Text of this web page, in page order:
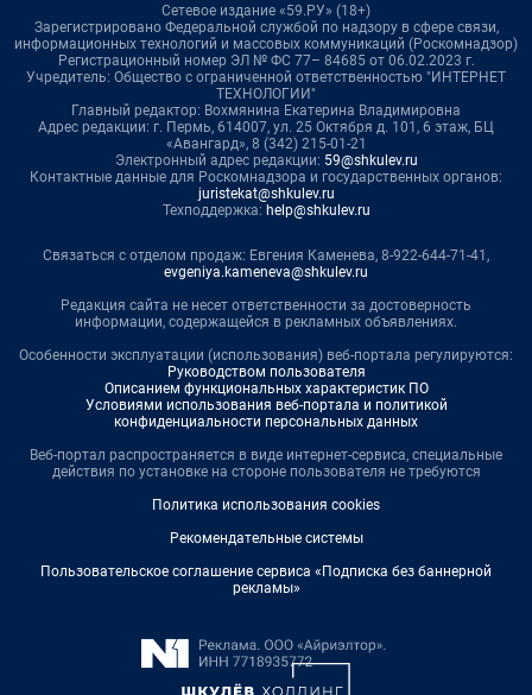
Сетевое издание «59.РУ» (18+)
Зарегистрировано Федеральной службой по надзору в сфере связи,
информационных технологий и массовых коммуникаций (Роскомнадзор)
Регистрационный номер ЭЛ № ФС 77– 84685 от 06.02.2023 г.
Учредитель: Общество с ограниченной ответственностью "ИНТЕРНЕТ
ТЕХНОЛОГИИ"
Главный редактор: Вохмянина Екатерина Владимировна
Адрес редакции: г. Пермь, 614007, ул. 25 Октября д. 101, 6 этаж, БЦ
«Авангард», 8 (342) 215-01-21
Электронный адрес редакции: 59@shkulev.ru
Контактные данные для Роскомнадзора и государственных органов:
juristekat@shkulev.ru
Техподдержка: help@shkulev.ru
Связаться с отделом продаж: Евгения Каменева, 8-922-644-71-41,
evgeniya.kameneva@shkulev.ru
Редакция сайта не несет ответственности за достоверность
информации, содержащейся в рекламных объявлениях.
Особенности эксплуатации (использования) веб-портала регулируются:
Руководством пользователя
Описанием функциональных характеристик ПО
Условиями использования веб-портала и политикой
конфиденциальности персональных данных
Веб-портал распространяется в виде интернет-сервиса, специальные
действия по установке на стороне пользователя не требуются
Политика использования cookies
Рекомендательные системы
Пользовательское соглашение сервиса «Подписка без баннерной
рекламы»